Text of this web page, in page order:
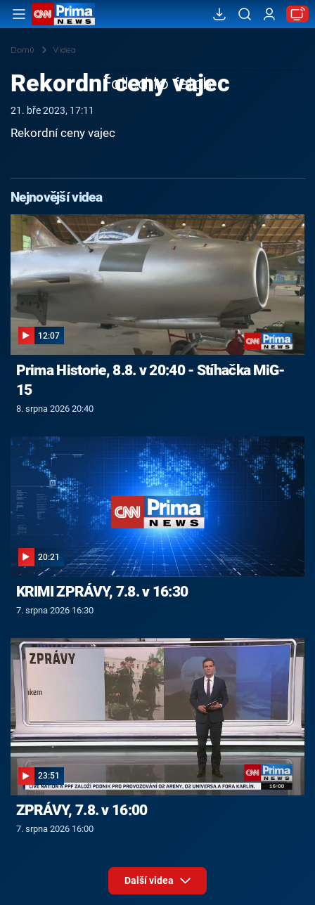
Domů Videa
Failed to fetch
Rekordní ceny vajec
21. bře 2023, 17:11
Rekordní ceny vajec
Nejnovější videa
12:07
Prima Historie, 8.8. v 20:40 - Stíhačka MiG-
15
8. srpna 2026 20:40
20:21
KRIMI ZPRÁVY, 7.8. v 16:30
7. srpna 2026 16:30
23:51
ZPRÁVY, 7.8. v 16:00
7. srpna 2026 16:00
Další videa